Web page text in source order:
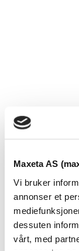
Maxeta AS
Vi bruker
annonser et
dessuten
vårt, med
Se
Ferdig hull for
2xSC Simplex